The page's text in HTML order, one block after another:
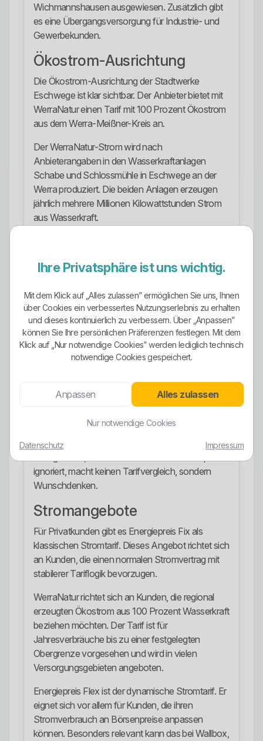
Wichmannshausen ausgewiesen. Zusätzlich gibt
es eine Übergangsversorgung für Industrie- und
Gewerbekunden.
Ökostrom-Ausrichtung
Die Ökostrom-Ausrichtung der Stadtwerke
Eschwege ist klar sichtbar. Der Anbieter bietet mit
WerraNatur einen Tarif mit 100 Prozent Ökostrom
aus dem Werra-Meißner-Kreis an.
Der WerraNatur-Strom wird nach
Anbieterangaben in den Wasserkraftanlagen
Schabe und Schlossmühle in Eschwege an der
Werra produziert. Die beiden Anlagen erzeugen
jährlich mehrere Millionen Kilowattstunden Strom
aus Wasserkraft.
als Ökostromoption zu einem Wahltarif
Strom aus Windenergie aus dem Windpark
Kreuzstein.
Positiv ist der regionale Bezug. Der Ökostrom wird
nicht nur abstrakt über Herkunftsnachweise
beworben, sondern konkret mit Anlagen und
verbunden.
Wer nur auf „100 Prozent Ökostrom“ schaut und
Grundpreis, Arbeitspreis, Laufzeit, Kündigungsfrist,
ignoriert, macht keinen Tarifvergleich, sondern
Wunschdenken.
Stromangebote
Für Privatkunden gibt es Energiepreis Fix als
klassischen Stromtarif. Dieses Angebot richtet sich
an Kunden, die einen normalen Stromvertrag mit
stabilerer Tariflogik bevorzugen.
WerraNatur richtet sich an Kunden, die regional
erzeugten Ökostrom aus 100 Prozent Wasserkraft
beziehen möchten. Der Tarif ist für
Jahresverbräuche bis zu einer festgelegten
Obergrenze vorgesehen und wird in vielen
Versorgungsgebieten angeboten.
Energiepreis Flex ist der dynamische Stromtarif. Er
eignet sich vor allem für Kunden, die ihren
Stromverbrauch an Börsenpreise anpassen
können. Besonders relevant kann das bei Wallbox,
Ihre Privatsphäre ist uns wichtig.
Mit dem Klick auf „Alles zulassen” ermöglichen Sie uns, Ihnen
über Cookies ein verbessertes Nutzungserlebnis zu erhalten
und dieses kontinuierlich zu verbessern. Über „Anpassen”
können Sie Ihre persönlichen Präferenzen festlegen. Mit dem
Klick auf „Nur notwendige Cookies” werden lediglich technisch
notwendige Cookies gespeichert.
Anpassen Alles zulassen
Nur notwendige Cookies
Datenschutz Impressum